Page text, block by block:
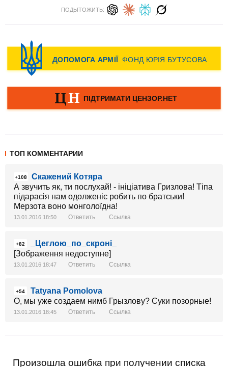
ПОДЫТОЖИТЬ:
ТОП КОММЕНТАРИИ
+108
Скажений Котяра
А звучить як, ти послухай! - ініціатива Гризлова! Тіпа
підарасія нам одолженіє робить по братськи!
Мерзота воно монголоїдна!
13.01.2016 18:50 Ответить Ссылка
+82
_Цеглою_по_скроні_
[Зображення недоступне]
13.01.2016 18:47 Ответить Ссылка
+54
Tatyana Pomolova
О, мы уже создаем нимб Грызлову? Суки позорные!
13.01.2016 18:45 Ответить Ссылка
Произошла ошибка при получении списка